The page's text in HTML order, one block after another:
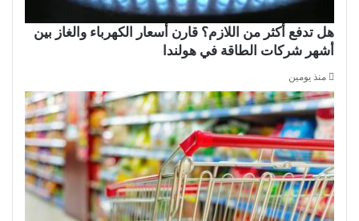
هل تدفع أكثر من اللازم؟ قارن أسعار الكهرباء والغاز بين
أشهر شركات الطاقة في هولندا
منذ يومين